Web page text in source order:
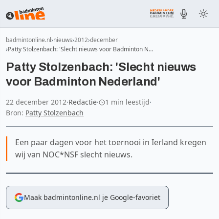
badmintonline.nl nieuws 2012 december
Patty Stolzenbach: 'Slecht nieuws voor Badminton N…
Patty Stolzenbach: 'Slecht nieuws
voor Badminton Nederland'
22 december 2012·Redactie· 1 min leestijd·
Bron: Patty Stolzenbach
Een paar dagen voor het toernooi in Ierland kregen
wij van NOC*NSF slecht nieuws.
Maak badmintonline.nl je Google-favoriet